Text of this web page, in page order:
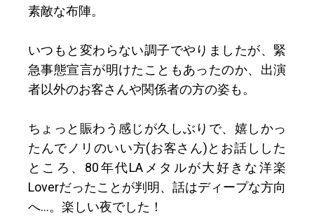
素敵な布陣。
いつもと変わらない調子でやりましたが、緊
急事態宣言が明けたこともあったのか、出演
者以外のお客さんや関係者の方の姿も。
ちょっと賑わう感じが久しぶりで、嬉しかっ
たんでノリのいい方(お客さん)とお話しした
ところ、80年代LAメタルが大好きな洋楽
Loverだったことが判明、話はディープな方向
へ…。楽しい夜でした！